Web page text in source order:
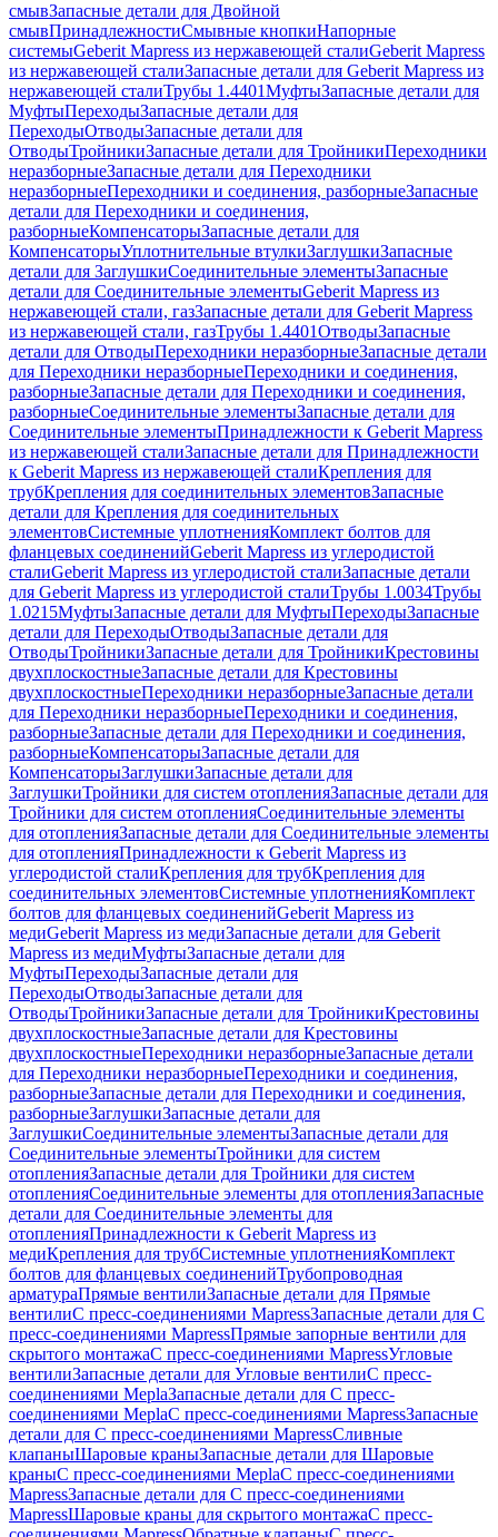
смывЗапасные детали для Двойной
смывПринадлежностиСмывные кнопкиНапорные
системыGeberit Mapress из нержавеющей сталиGeberit Mapress
из нержавеющей сталиЗапасные детали для Geberit Mapress из
нержавеющей сталиТрубы 1.4401МуфтыЗапасные детали для
МуфтыПереходыЗапасные детали для
ПереходыОтводыЗапасные детали для
ОтводыТройникиЗапасные детали для ТройникиПереходники
неразборныеЗапасные детали для Переходники
неразборныеПереходники и соединения, разборныеЗапасные
детали для Переходники и соединения,
разборныеКомпенсаторыЗапасные детали для
КомпенсаторыУплотнительные втулкиЗаглушкиЗапасные
детали для ЗаглушкиСоединительные элементыЗапасные
детали для Соединительные элементыGeberit Mapress из
нержавеющей стали, газЗапасные детали для Geberit Mapress
из нержавеющей стали, газТрубы 1.4401ОтводыЗапасные
детали для ОтводыПереходники неразборныеЗапасные детали
для Переходники неразборныеПереходники и соединения,
разборныеЗапасные детали для Переходники и соединения,
разборныеСоединительные элементыЗапасные детали для
Соединительные элементыПринадлежности к Geberit Mapress
из нержавеющей сталиЗапасные детали для Принадлежности
к Geberit Mapress из нержавеющей сталиКрепления для
трубКрепления для соединительных элементовЗапасные
детали для Крепления для соединительных
элементовСистемные уплотненияКомплект болтов для
фланцевых соединенийGeberit Mapress из углеродистой
сталиGeberit Mapress из углеродистой сталиЗапасные детали
для Geberit Mapress из углеродистой сталиТрубы 1.0034Трубы
1.0215МуфтыЗапасные детали для МуфтыПереходыЗапасные
детали для ПереходыОтводыЗапасные детали для
ОтводыТройникиЗапасные детали для ТройникиКрестовины
двухплоскостныеЗапасные детали для Крестовины
двухплоскостныеПереходники неразборныеЗапасные детали
для Переходники неразборныеПереходники и соединения,
разборныеЗапасные детали для Переходники и соединения,
разборныеКомпенсаторыЗапасные детали для
КомпенсаторыЗаглушкиЗапасные детали для
ЗаглушкиТройники для систем отопленияЗапасные детали для
Тройники для систем отопленияСоединительные элементы
для отопленияЗапасные детали для Соединительные элементы
для отопленияПринадлежности к Geberit Mapress из
углеродистой сталиКрепления для трубКрепления для
соединительных элементовСистемные уплотненияКомплект
болтов для фланцевых соединенийGeberit Mapress из
медиGeberit Mapress из медиЗапасные детали для Geberit
Mapress из медиМуфтыЗапасные детали для
МуфтыПереходыЗапасные детали для
ПереходыОтводыЗапасные детали для
ОтводыТройникиЗапасные детали для ТройникиКрестовины
двухплоскостныеЗапасные детали для Крестовины
двухплоскостныеПереходники неразборныеЗапасные детали
для Переходники неразборныеПереходники и соединения,
разборныеЗапасные детали для Переходники и соединения,
разборныеЗаглушкиЗапасные детали для
ЗаглушкиСоединительные элементыЗапасные детали для
Соединительные элементыТройники для систем
отопленияЗапасные детали для Тройники для систем
отопленияСоединительные элементы для отопленияЗапасные
детали для Соединительные элементы для
отопленияПринадлежности к Geberit Mapress из
медиКрепления для трубСистемные уплотненияКомплект
болтов для фланцевых соединенийТрубопроводная
арматураПрямые вентилиЗапасные детали для Прямые
вентилиС пресс-соединениями MapressЗапасные детали для С
пресс-соединениями MapressПрямые запорные вентили для
скрытого монтажаС пресс-соединениями MapressУгловые
вентилиЗапасные детали для Угловые вентилиС пресс-
соединениями MeplaЗапасные детали для С пресс-
соединениями MeplaС пресс-соединениями MapressЗапасные
детали для С пресс-соединениями MapressСливные
клапаныШаровые краныЗапасные детали для Шаровые
краныС пресс-соединениями MeplaС пресс-соединениями
MapressЗапасные детали для С пресс-соединениями
MapressШаровые краны для скрытого монтажаС пресс-